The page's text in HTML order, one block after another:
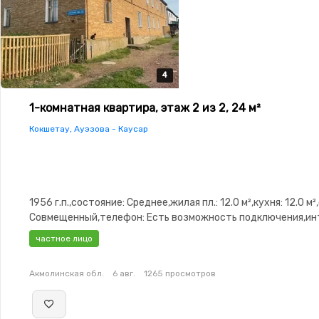
4
4
4
4
1-комнатная квартира, этаж 2 из 2, 24 м²
Кокшетау, Ауэзова - Каусар
1956 г.п.,состояние: Среднее,жилая пл.: 12.0 м²,кухня: 12.0
Совмещенный,телефон: Есть возможность
Проводной,паркинг: Гараж,Неугловая,Комнаты
изолированы,Счётчики,Тихий двор
частное лицо
Акмолинская обл. 6 авг. 1265 просмотров